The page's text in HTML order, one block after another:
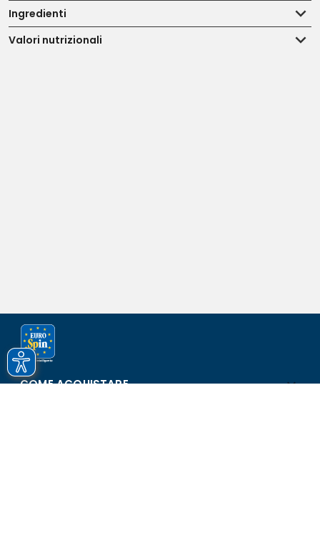
Ingredienti
Valori nutrizionali
COME ACQUISTARE